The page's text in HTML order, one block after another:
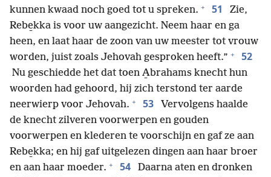
kunnen kwaad noch goed tot u spreken. + 51
Zie,
Rebe̱kka is voor uw aangezicht. Neem haar en ga
heen, en laat haar de zoon van uw meester tot vrouw
worden, juist zoals Jehovah gesproken heeft.” + 52
Nu geschiedde het dat toen A̱brahams knecht hun
woorden had gehoord, hij zich terstond ter aarde
neerwierp voor Jehovah. + 53
Vervolgens haalde
de knecht zilveren voorwerpen en gouden
voorwerpen en klederen te voorschijn en gaf ze aan
Rebe̱kka; en hij gaf uitgelezen dingen aan haar broer
en aan haar moeder. + 54
Daarna aten en dronken